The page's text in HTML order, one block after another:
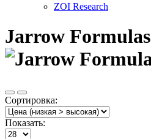
ZOI Research
Jarrow Formulas
Сортировка:
Показать: